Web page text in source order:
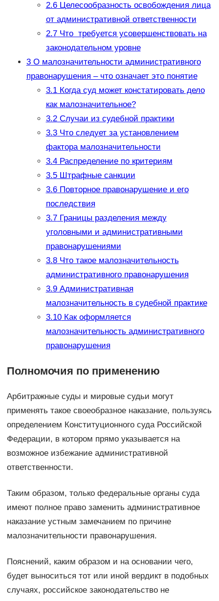
2.6Целесообразность освобождения лица
от административной ответственности
2.7Что требуется усовершенствовать на
законодательном уровне
3О малозначительности административного
правонарушения – что означает это понятие
3.1Когда суд может констатировать дело
как малозначительное?
3.2Случаи из судебной практики
3.3Что следует за установлением
фактора малозначительности
3.4Распределение по критериям
3.5Штрафные санкции
3.6Повторное правонарушение и его
последствия
3.7Границы разделения между
уголовными и административными
правонарушениями
3.8Что такое малозначительность
административного правонарушения
3.9Административная
малозначительность в судебной практике
3.10Как оформляется
малозначительность административного
правонарушения
Полномочия по применению
Арбитражные суды и мировые судьи могут
применять такое своеобразное наказание, пользуясь
определением Конституционного суда Российской
Федерации, в котором прямо указывается на
возможное избежание административной
ответственности.
Таким образом, только федеральные органы суда
имеют полное право заменить административное
наказание устным замечанием по причине
малозначительности правонарушения.
Пояснений, каким образом и на основании чего,
будет выноситься тот или иной вердикт в подобных
случаях, российское законодательство не